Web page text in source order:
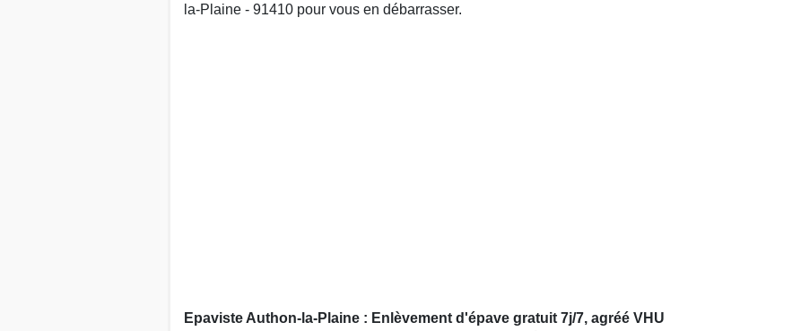
la-Plaine - 91410 pour vous en débarrasser.
Epaviste Authon-la-Plaine : Enlèvement d'épave gratuit 7j/7, agréé VHU